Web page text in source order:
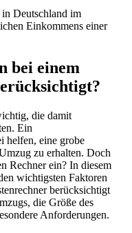
in Deutschland im
Einkommens einer
bei einem
die damit
Ein
helfen, eine grobe
zu erhalten. Doch
Rechner ein? In diesem
wichtigsten Faktoren
berücksichtigt
die Größe des
Anforderungen.